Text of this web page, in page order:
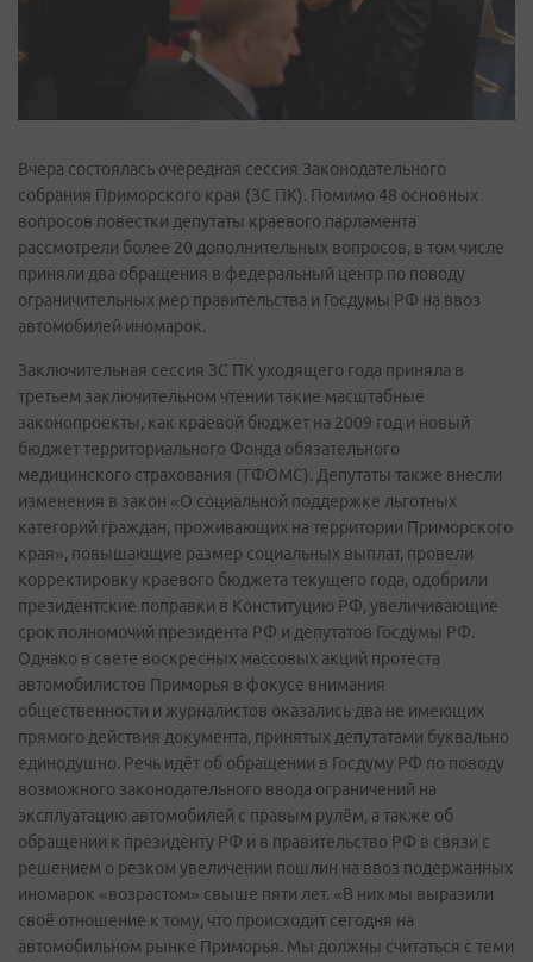
Вчера состоялась очередная сессия Законодательного
собрания Приморского края (ЗС ПК). Помимо 48 основных
вопросов повестки депутаты краевого парламента
рассмотрели более 20 дополнительных вопросов, в том числе
приняли два обращения в федеральный центр по поводу
ограничительных мер правительства и Госдумы РФ на ввоз
автомобилей иномарок.
Заключительная сессия ЗС ПК уходящего года приняла в
третьем заключительном чтении такие масштабные
законопроекты, как краевой бюджет на 2009 год и новый
бюджет территориального Фонда обязательного
медицинского страхования (ТФОМС). Депутаты также внесли
изменения в закон «О социальной поддержке льготных
категорий граждан, проживающих на территории Приморского
края», повышающие размер социальных выплат, провели
корректировку краевого бюджета текущего года, одобрили
президентские поправки в Конституцию РФ, увеличивающие
срок полномочий президента РФ и депутатов Госдумы РФ.
Однако в свете воскресных массовых акций протеста
автомобилистов Приморья в фокусе внимания
общественности и журналистов оказались два не имеющих
прямого действия документа, принятых депутатами буквально
единодушно. Речь идёт об обращении в Госдуму РФ по поводу
возможного законодательного ввода ограничений на
эксплуатацию автомобилей с правым рулём, а также об
обращении к президенту РФ и в правительство РФ в связи с
решением о резком увеличении пошлин на ввоз подержанных
иномарок «возрастом» свыше пяти лет. «В них мы выразили
своё отношение к тому, что происходит сегодня на
автомобильном рынке Приморья. Мы должны считаться с теми